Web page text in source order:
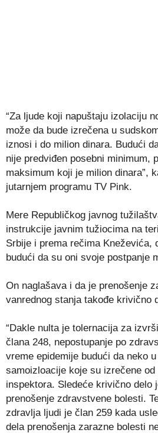
“Za ljude koji napuštaju izolaciju
može da bude izrečena u
iznosi i do milion dinara. Budući
nije predviđen posebni minimum,
maksimum koji je milion dinara”,
jutarnjem programu TV Pink.
Mere Republičkog javnog
instrukcije javnim tužiocima na
Srbije i prema rečima Kneževića,
budući da su oni svoje postpanje
On naglašava i da je prenošenje
vanrednog stanja takođe krivično
“Dakle nulta je tolernacija za
člana 248, nepostupanje po
vreme epidemije budući da neko
samoizloacije koje su izrečene
inspektora. Sledeće krivično delo
prenošenje zdravstvene bolesti.
zdravlja ljudi je član 259 kada
dela prenošenja zarazne bolesti